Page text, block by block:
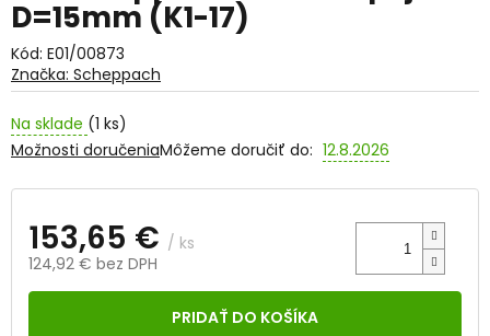
D=15mm (K1-17)
Kód: E01/00873
Na sklade (1 ks)
Môžeme doručiť do: 12.8.2026
Možnosti doručenia
153,65 € / ks
124,92 € bez DPH
Jednotková
PRIDAŤ DO KOŠÍKA
Značka: Scheppach